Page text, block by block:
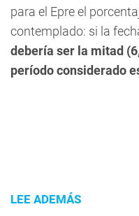
para el Epre el
contemplado: si la
debería ser la mitad
período considerado
LEE ADEMÁS